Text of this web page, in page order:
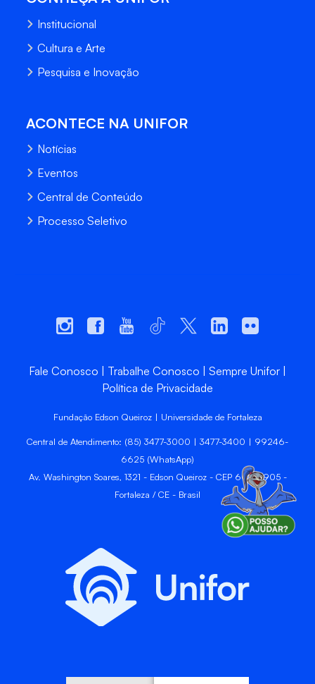
Institucional
Cultura e Arte
Pesquisa e Inovação
ACONTECE NA UNIFOR
Notícias
Eventos
Central de Conteúdo
Processo Seletivo
Fale Conosco Trabalhe Conosco
Sempre Unifor
Política de Privacidade
Fundação Edson Queiroz | Universidade de Fortaleza
Central de Atendimento: (85) 3477-3000 | 3477-3400 | 99246-
6625 (WhatsApp)
Av. Washington Soares, 1321 - Edson Queiroz - CEP 60811-905 -
Fortaleza / CE - Brasil